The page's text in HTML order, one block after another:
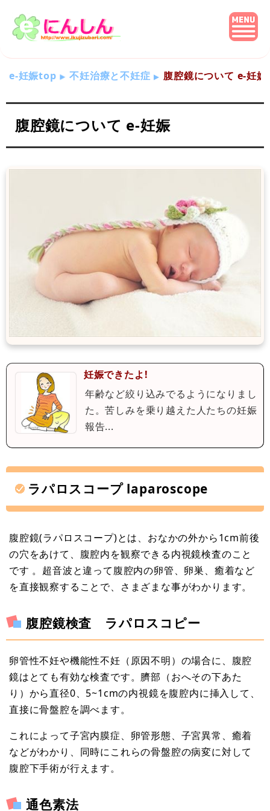
e-妊娠top 不妊治療と不妊症 腹腔鏡について e-妊娠
腹腔鏡について e-妊娠
妊娠できたよ!
年齢など絞り込みでるようになりまし
た。苦しみを乗り越えた人たちの妊娠
報告...
ラパロスコープ laparoscope
腹腔鏡(ラパロスコープ)とは、おなかの外から1cm前後
の穴をあけて、腹腔内を観察できる内視鏡検査のこと
です 。超音波と違って腹腔内の卵管、卵巣、癒着など
を直接観察することで、さまざまな事がわかります。
腹腔鏡検査 ラパロスコピー
卵管性不妊や機能性不妊（原因不明）の場合に、腹腔
鏡はとても有効な検査です。臍部（おへその下あた
り）から直径0、5~1cmの内視鏡を腹腔内に挿入して、
直接に骨盤腔を調べます。
これによって子宮内膜症、卵管形態、子宮異常、癒着
などがわかり、同時にこれらの骨盤腔の病変に対して
腹腔下手術が行えます。
通色素法